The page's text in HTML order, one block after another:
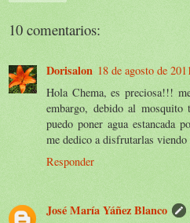
10 comentarios:
Dorisalon 18 de agosto de
Hola Chema, es preciosa!!!
embargo, debido al
puedo poner agua estancada
me dedico a disfrutarlas
Responder
José María Yáñez Blanco